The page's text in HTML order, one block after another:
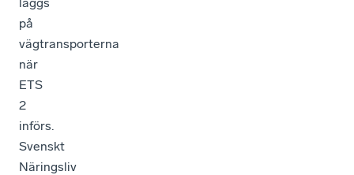
på
vägtransporterna
när
ETS
2
införs.
Svenskt
Näringsliv